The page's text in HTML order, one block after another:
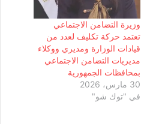
وزيرة التضامن الاجتماعي
تعتمد حركة تكليف لعدد من
قيادات الوزارة ومديري ووكلاء
مديريات التضامن الاجتماعي
بمحافظات الجمهورية
30 مارس، 2026
في "توك شو"